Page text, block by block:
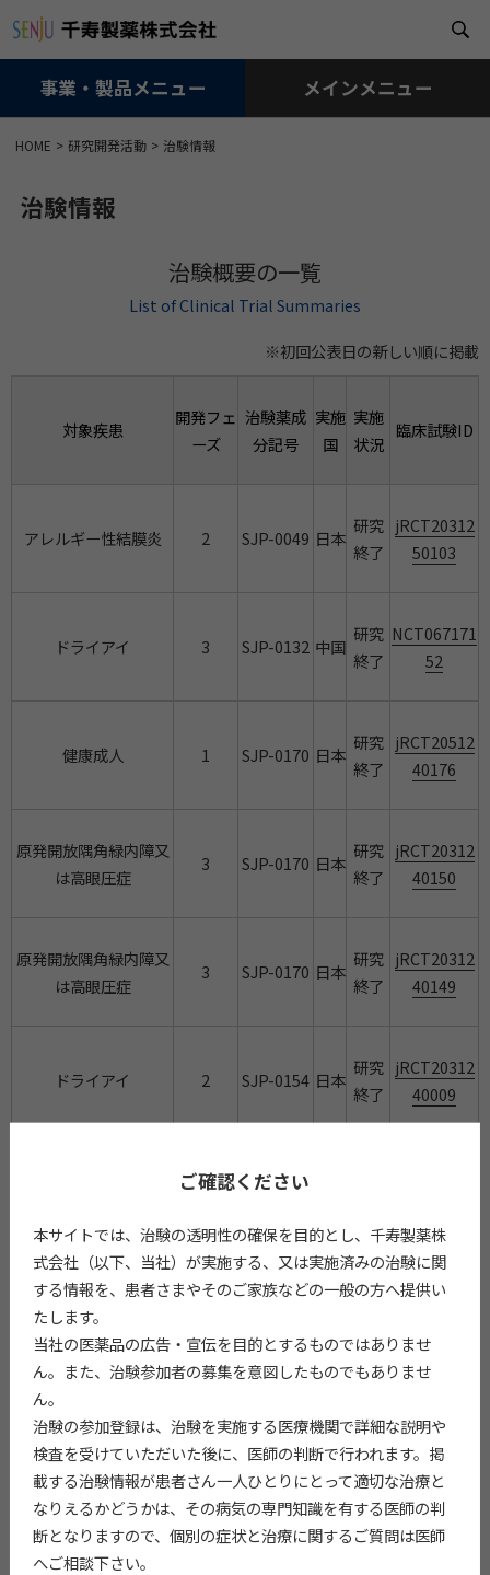
事業・製品メニュー メインメニュー
HOME 研究開発活動 治験情報
治験情報
治験概要の一覧
List of Clinical Trial Summaries
※初回公表日の新しい順に掲載
対象疾患
開発フェ
ーズ
治験薬成
分記号
実施
国
実施
状況
臨床試験ID
アレルギー性結膜炎 2 SJP-0049 日本
研究
終了
jRCT20312
50103
ドライアイ 3 SJP-0132 中国
研究
終了
NCT067171
52
健康成人 1 SJP-0170 日本
研究
終了
jRCT20512
40176
原発開放隅角緑内障又
は高眼圧症
3 SJP-0170 日本
研究
終了
jRCT20312
40150
原発開放隅角緑内障又
は高眼圧症
3 SJP-0170 日本
研究
終了
jRCT20312
40149
ドライアイ 2 SJP-0154 日本
研究
終了
jRCT20312
40009
3 SJP-0008
健康成人 1 SJP-0008 英国
研究 NCT053208
終了
10444
健康成人 1 SJP-0008 日本
研究
終了
jRCT20312
10280
ご確認ください
本サイトでは、治験の透明性の確保を目的とし、千寿製薬株
式会社（以下、当社）が実施する、又は実施済みの治験に関
する情報を、患者さまやそのご家族などの一般の方へ提供い
たします。
当社の医薬品の広告・宣伝を目的とするものではありませ
ん。また、治験参加者の募集を意図したものでもありませ
ん。
治験の参加登録は、治験を実施する医療機関で詳細な説明や
検査を受けていただいた後に、医師の判断で行われます。掲
載する治験情報が患者さん一人ひとりにとって適切な治療と
なりえるかどうかは、その病気の専門知識を有する医師の判
断となりますので、個別の症状と治療に関するご質問は医師
へご相談下さい。